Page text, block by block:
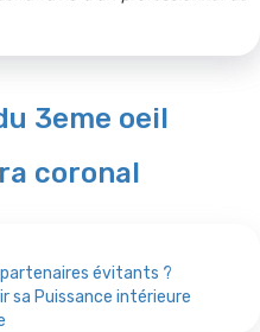
3eme oeil
coronal
évitants ?
sa Puissance intérieure